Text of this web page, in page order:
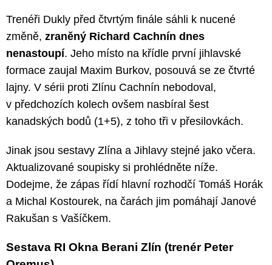
Trenéři Dukly před čtvrtým finále sáhli k nucené
změně, zraněný Richard Cachnín dnes
nenastoupí. Jeho místo na křídle první jihlavské
formace zaujal Maxim Burkov, posouvá se ze čtvrté
lajny. V sérii proti Zlínu Cachnín nebodoval,
v předchozích kolech ovšem nasbíral šest
kanadských bodů (1+5), z toho tři v přesilovkách.
Jinak jsou sestavy Zlína a Jihlavy stejné jako včera.
Aktualizované soupisky si prohlédněte níže.
Dodejme, že zápas řídí hlavní rozhodčí Tomáš Horák
a Michal Kostourek, na čarách jim pomáhají Janové
Rakušan s Vašíčkem.
Sestava RI Okna Berani Zlín (trenér Peter